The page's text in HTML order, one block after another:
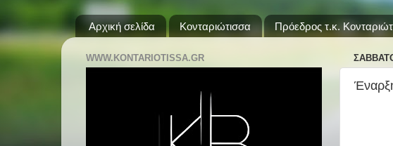
Αρχική σελίδα Κονταριώτισσα Πρόεδρος τ.κ.
WWW.KONTARIOTISSA.GR